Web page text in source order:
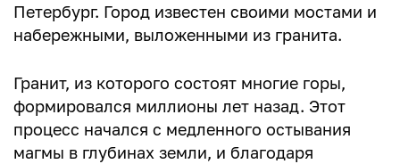
Петербург. Город известен своими мостами и
набережными, выложенными из гранита.
Гранит, из которого состоят многие горы,
формировался миллионы лет назад. Этот
процесс начался с медленного остывания
магмы в глубинах земли, и благодаря